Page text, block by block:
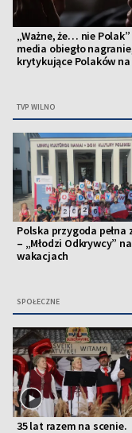
„Ważne, że… nie Polak”
media obiegło
krytykujące Polaków
TVP WILNO
Polska przygoda pełna
– „Młodzi Odkrywcy” na
wakacjach
SPOŁECZNE
35 lat razem na scenie.